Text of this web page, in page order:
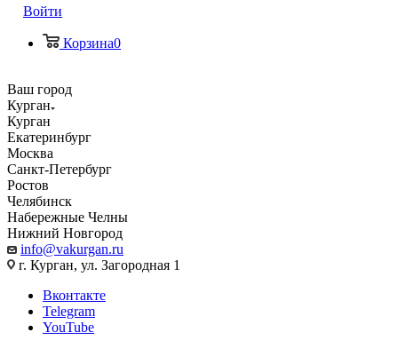
Войти
Корзина0
Ваш город
Курган
Курган
Екатеринбург
Москва
Санкт-Петербург
Ростов
Челябинск
Набережные Челны
Нижний Новгород
info@vakurgan.ru
г. Курган, ул. Загородная 1
Вконтакте
Telegram
YouTube